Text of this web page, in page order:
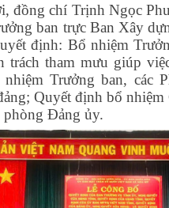
đồng chí Trịnh Ngọc
ban trực Ban Xây
định: Bổ nhiệm
trách tham mưu giúp
Trưởng ban, các
Quyết định bổ nhiệm
phòng Đảng ủy.